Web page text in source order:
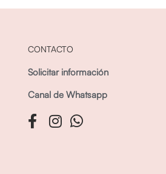
CONTACTO
Solicitar información
Canal de Whatsapp